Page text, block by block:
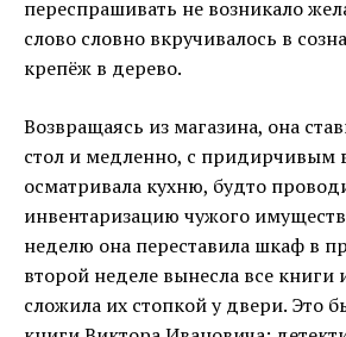
переспрашивать не возникало
слово словно вкручивалось в
крепёж в дерево.
Возвращаясь из магазина, она
стол и медленно, с придирчивым
осматривала кухню, будто
инвентаризацию чужого
неделю она переставила шкаф в
второй неделе вынесла все книги
сложила их стопкой у двери. Это